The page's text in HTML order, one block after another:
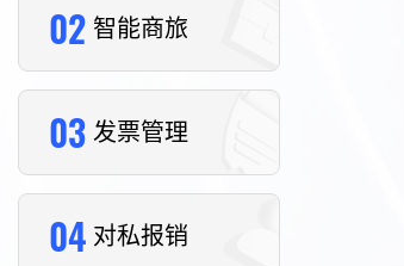
02 智能商旅
03 发票管理
04 对私报销